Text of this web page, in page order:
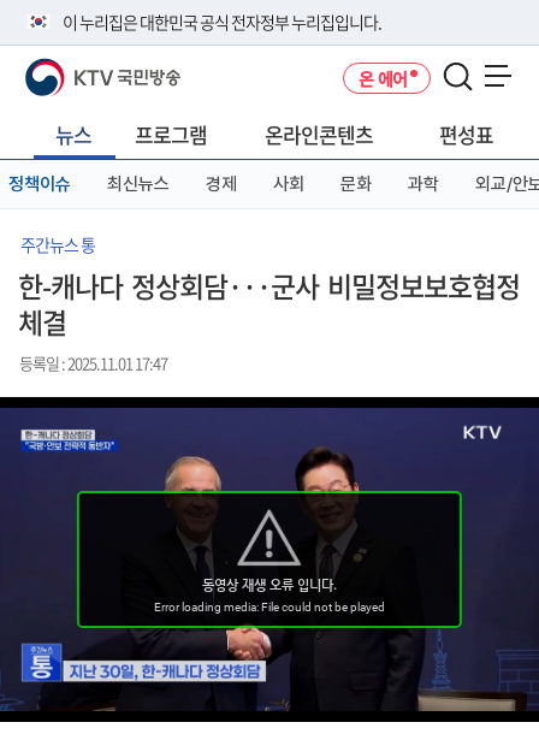
기
이 누리집은 대한민국 공식 전자정부 누리집입니다.
공식 누리집 주소 확인하기
니다.
이밖에 or.kr 또는 .kr등 다른 도메인 주소를 사용하고 있다면 아래 URL에
서 도메인 주소를 확인해 보세요
KTV 국민방송 온 에어
뉴스 프로그램 온라인콘텐츠 편성표
정책이슈 최신뉴스 경제 사회 문화 과학 외교/안
주간뉴스 통
한-캐나다 정상회담···군사 비밀정보보호협정
체결
등록일 : 2025.11.01 17:47